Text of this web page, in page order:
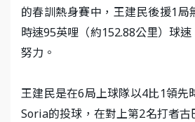
的春訓熱身賽中，王建民後援1局
時速95英哩（約152.88公里）球
努力。
王建民是在6局上球隊以4比1領先
Soria的投球，在對上第2名打者